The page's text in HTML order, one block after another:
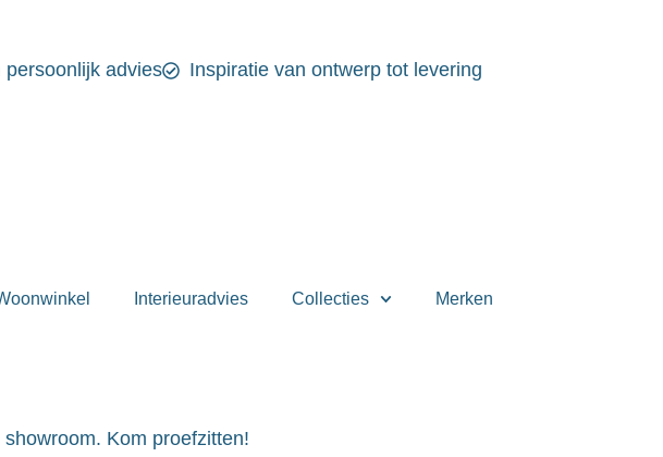
persoonlijk advies Inspiratie van ontwerp tot levering
Interieuradvies Collecties Merken
Kom proefzitten!